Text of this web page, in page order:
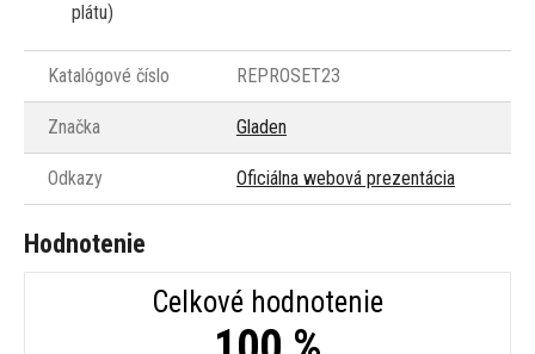
plátu)
Katalógové číslo REPROSET23
Značka Gladen
Odkazy Oficiálna webová prezentácia
Hodnotenie
Celkové hodnotenie